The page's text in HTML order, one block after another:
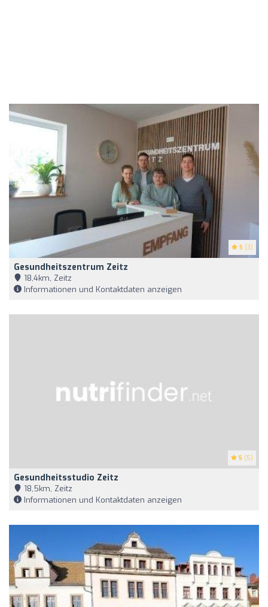
5 (3)
Gesundheitszentrum Zeitz
18,4km, Zeitz
Informationen und Kontaktdaten anzeigen
5 (5)
Gesundheitsstudio Zeitz
18,5km, Zeitz
Informationen und Kontaktdaten anzeigen